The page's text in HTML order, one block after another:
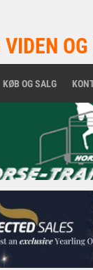
KØB OG SALG